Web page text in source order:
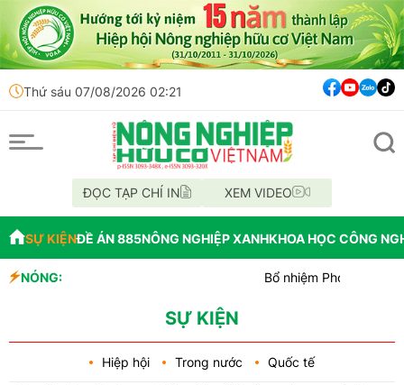
Thứ sáu 07/08/2026 02:21
ĐỌC TẠP CHÍ IN XEM VIDEO
SỰ KIỆNĐỀ ÁN 885NÔNG NGHIỆP XANHKHOA HỌC CÔNG
NÓNG:
Bổ nhiệm Phó Tổng Giám đốc
Bắc Ninh công bố quy hoạch chiến
SỰ KIỆN
Hiệp hội Trong nước Quốc tế